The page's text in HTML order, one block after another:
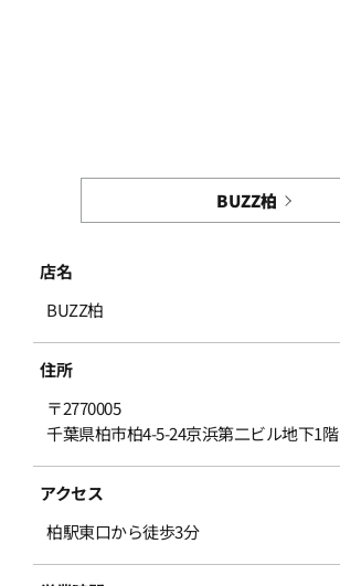
BUZZ柏
店名
BUZZ柏
住所
〒2770005
千葉県柏市柏4-5-24京浜第二ビル地下1階
アクセス
柏駅東口から徒歩3分